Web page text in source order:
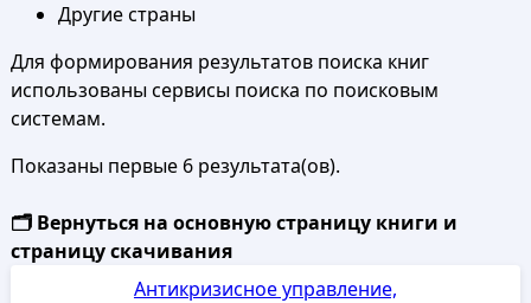
Другие страны
Для формирования результатов поиска книг
использованы сервисы поиска по поисковым
системам.
Показаны первые 6 результата(ов).
🗂️ Вернуться на основную страницу книги и
страницу скачивания
Антикризисное управление,